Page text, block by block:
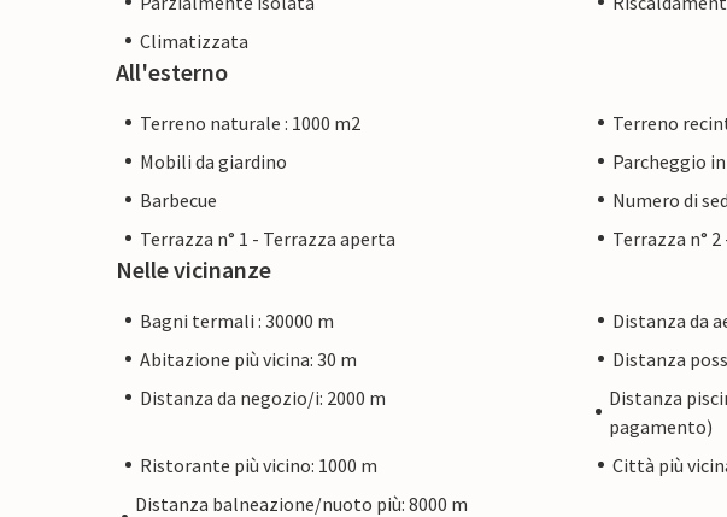
Climatizzata
All'esterno
Terreno naturale : 1000 m2
Terreno
Mobili da giardino
Parcheggio
Barbecue
Numero di
Terrazza n° 1 - Terrazza aperta
Terrazza n°
Nelle vicinanze
Bagni termali : 30000 m
Distanza da
Abitazione più vicina: 30 m
Distanza
Distanza da negozio/i: 2000 m
Distanza
pagamento)
Ristorante più vicino: 1000 m
Città più
Distanza balneazione/nuoto più: 8000 m